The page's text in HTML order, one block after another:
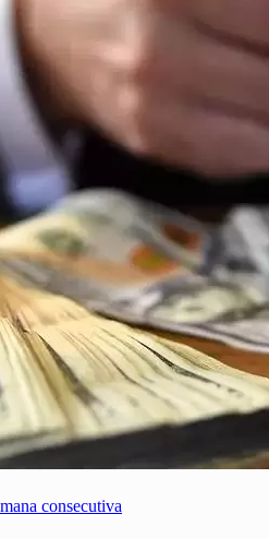
consecutiva